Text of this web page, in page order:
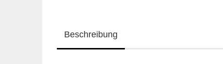
Beschreibung